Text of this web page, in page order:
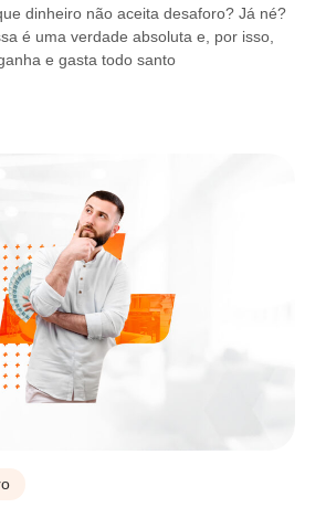
dinheiro não aceita desaforo? Já né?
é uma verdade absoluta e, por isso,
e gasta todo santo